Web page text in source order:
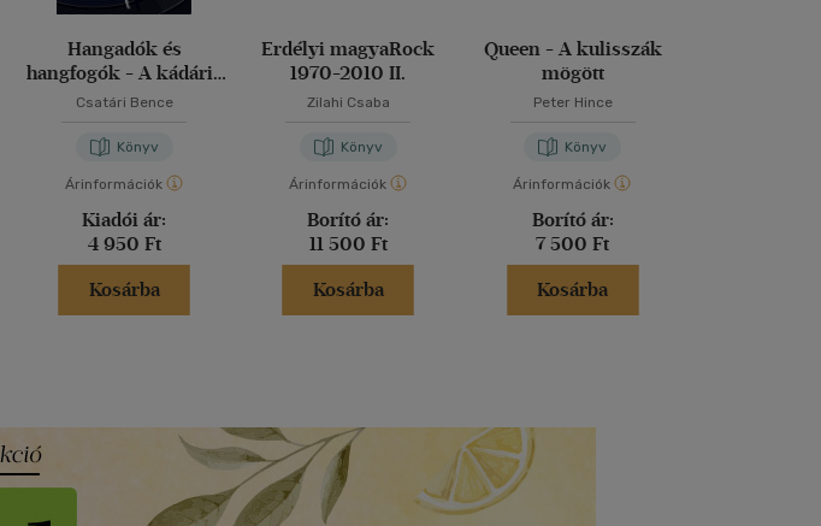
Hangadók és
hangfogók - A kádári-
aczéli könnyűzenei
felülnézetből
Csatári Bence
Könyv
Árinformációk
Kiadói ár:
4 950 Ft
Kosárba
Erdélyi magyaRock
1970-2010 II.
Zilahi Csaba
Könyv
Árinformációk
Borító ár:
11 500 Ft
Kosárba
Queen - A kulisszák
mögött
Peter Hince
Könyv
Árinformációk
Borító ár:
7 500 Ft
Kosárba